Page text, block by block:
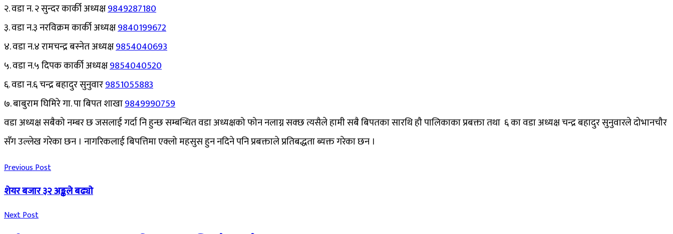
२. वडा न. २ सुन्दर कार्की अध्यक्ष9849287180
३. वडा न.३ नरविक्रम कार्की अध्यक्ष9840199672
४. वडा न.४ रामचन्द्र बस्नेत अध्यक्ष9854040693
५. वडा न.५ दिपक कार्की अध्यक्ष9854040520
६. वडा न.६ चन्द्र बहादुर सुनुवार9851055883
७. बाबुराम घिमिरे गा. पा बिपत शाखा9849990759
वडा अध्यक्ष सबैको नम्बर छ जसलाई गर्दा नि हुन्छ सम्बन्धित वडा अध्यक्षको फोन नलाग्न सक्छ त्यसैले हामी सबै बिपतका सारथि हौ पालिकाका प्रबक्ता तथा ६ का वडा अध्यक्ष चन्द्र बहादुर सुनुवारले दोभानचौर
सँग उल्लेख गरेका छन । नागरिकलाई बिपत्तिमा एक्लो महसुस हुन नदिने पनि प्रबक्ताले प्रतिबद्धता ब्यक्त गरेका छन ।
Previous Post
शेयर बजार ३२ अङ्कले बढ्याे
Next Post